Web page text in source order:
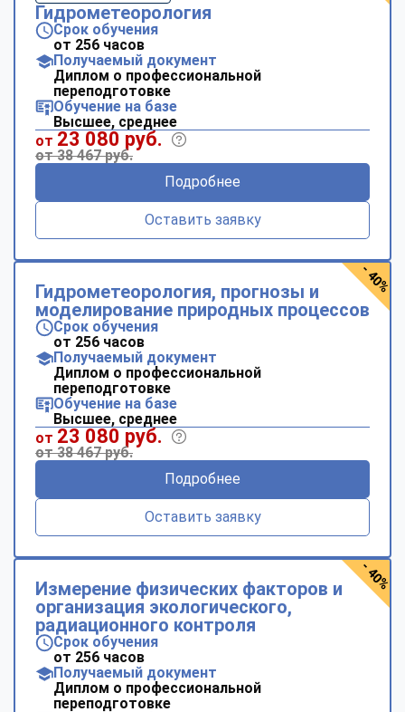
Гидрометеорология
Срок обучения
от 256 часов
Получаемый документ
Диплом о профессиональной
переподготовке
Обучение на базе
Высшее, среднее
от 23 080 руб.
от 38 467 руб.
Подробнее
Оставить заявку
Гидрометеорология, прогнозы и
моделирование природных процессов
Срок обучения
от 256 часов
Получаемый документ
Диплом о профессиональной
переподготовке
Обучение на базе
Высшее, среднее
от 23 080 руб.
от 38 467 руб.
Подробнее
Оставить заявку
- 40%
Измерение физических факторов и
организация экологического,
радиационного контроля
Срок обучения
от 256 часов
Получаемый документ
Диплом о профессиональной
переподготовке
- 40%